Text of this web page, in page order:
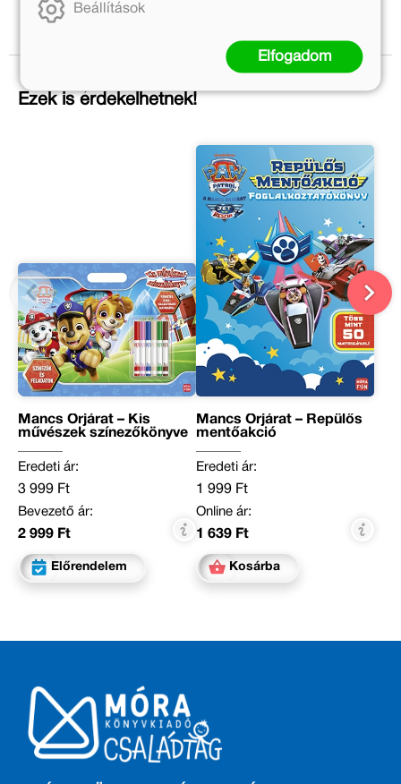
Ezek is érdekelhetnek!
Mancs Őrjárat – Kis
művészek színezőkönyve
Eredeti ár:
3 999 Ft
Bevezető ár:
2 999 Ft
Előrendelem
Mancs Őrjárat – Repülős
mentőakció
Eredeti ár:
1 999 Ft
Online ár:
1 639 Ft
Kosárba
Beállítások
Elfogadom